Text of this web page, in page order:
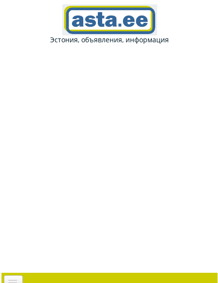
Эстония, объявления, информация